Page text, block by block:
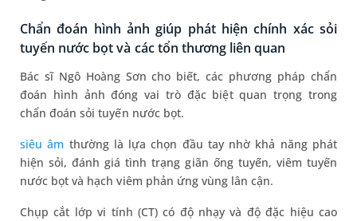
Chẩn đoán hình ảnh giúp phát hiện chính xác sỏi
tuyến nước bọt và các tổn thương liên quan
Bác sĩ Ngô Hoàng Sơn cho biết, các phương pháp chẩn
đoán hình ảnh đóng vai trò đặc biệt quan trọng trong
chẩn đoán sỏi tuyến nước bọt.
siêu âm thường là lựa chọn đầu tay nhờ khả năng phát
hiện sỏi, đánh giá tình trạng giãn ống tuyến, viêm tuyến
nước bọt và hạch viêm phản ứng vùng lân cận.
Chụp cắt lớp vi tính (CT) có độ nhạy và độ đặc hiệu cao